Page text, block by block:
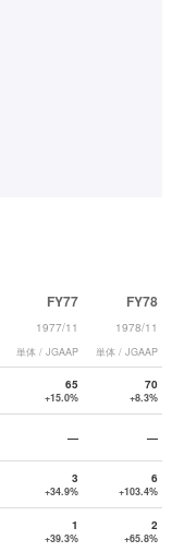
FY77
1977/11
単体 / JGAAP
FY78
1978/11
単体 / JGAAP
65
+15.0%
70
+8.3%
— —
3
+34.9%
6
+103.4%
1
+39.3%
2
+65.8%